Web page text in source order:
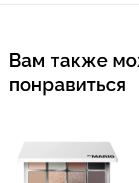
Вам также
понравиться